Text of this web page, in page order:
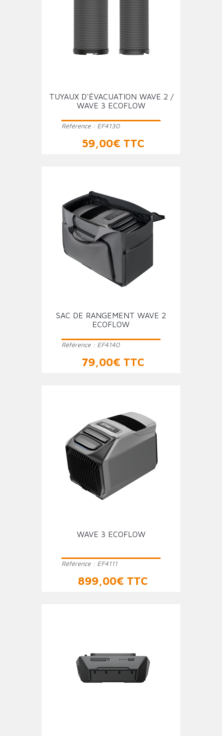
TUYAUX D'ÉVACUATION WAVE 2 /
WAVE 3 ECOFLOW
Référence : EF4130
Prix
59,00€ TTC
SAC DE RANGEMENT WAVE 2
ECOFLOW
Référence : EF4140
Prix
79,00€ TTC
WAVE 3 ECOFLOW
Référence : EF4111
Prix
899,00€ TTC